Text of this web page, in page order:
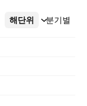
해단위 분기별
더보기